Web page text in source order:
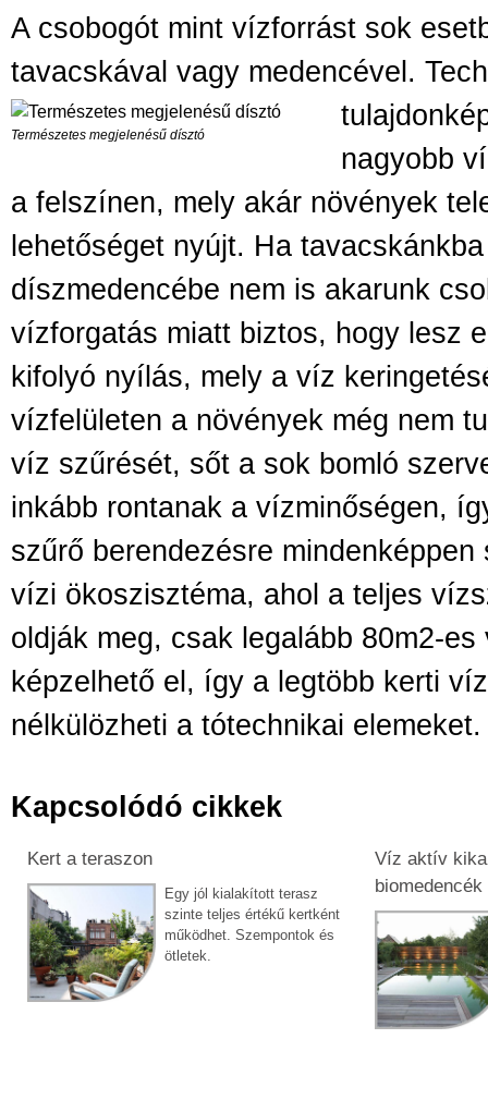
A csobogót mint vízforrást sok
tavacskával vagy medencével.
Természetes megjelenésű dísztó
nagyobb
a felszínen, mely akár növények
lehetőséget nyújt. Ha
díszmedencébe nem is akarunk
vízforgatás miatt biztos, hogy lesz
kifolyó nyílás, mely a víz
vízfelületen a növények még nem
víz szűrését, sőt a sok bomló
inkább rontanak a vízminőségen,
szűrő berendezésre
vízi ökoszisztéma, ahol a teljes
oldják meg, csak legalább 80m2-
képzelhető el, így a legtöbb kerti
nélkülözheti a tótechnikai elemeket.
Kapcsolódó cikkek
Kert a teraszon
Egy jól kialakított terasz
szinte teljes értékű kertként
működhet. Szempontok és
ötletek.
Víz aktív